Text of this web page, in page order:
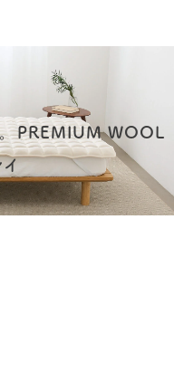
PREMIUM WOOL
イ